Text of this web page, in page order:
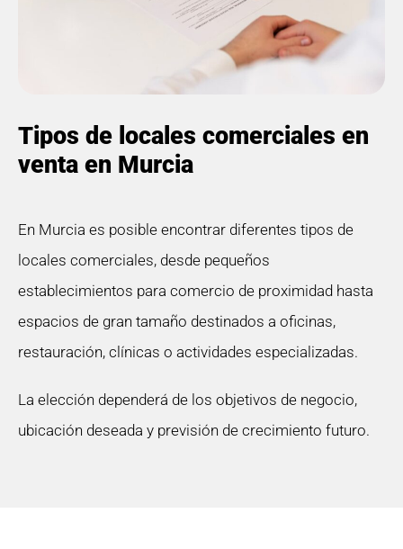
Tipos de locales comerciales en
venta en Murcia
En Murcia es posible encontrar diferentes tipos de
locales comerciales, desde pequeños
establecimientos para comercio de proximidad hasta
espacios de gran tamaño destinados a oficinas,
restauración, clínicas o actividades especializadas.
La elección dependerá de los objetivos de negocio,
ubicación deseada y previsión de crecimiento futuro.